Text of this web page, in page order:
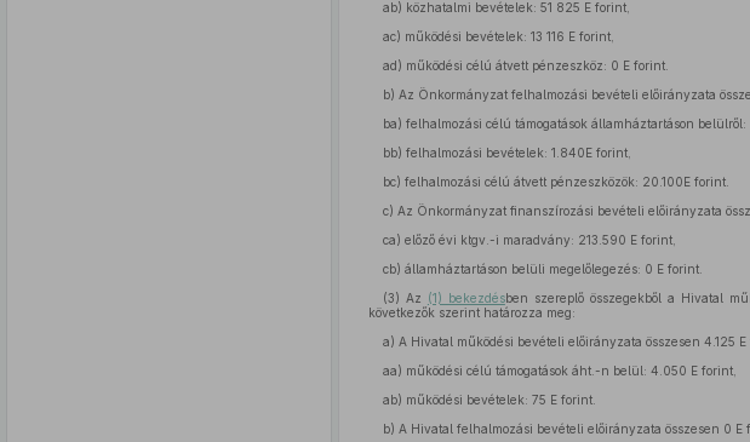
ab) közhatalmi bevételek: 51 825 E forint,
ac) működési bevételek: 13 116 E forint,
ad) működési célú átvett pénzeszköz: 0 E forint.
b) Az Önkormányzat felhalmozási bevételi előirányzata
ba) felhalmozási célú támogatások államháztartáson belülről:
bb) felhalmozási bevételek: 1.840E forint,
bc) felhalmozási célú átvett pénzeszközök: 20.100E forint.
c) Az Önkormányzat finanszírozási bevételi előirányzata
ca) előző évi ktgv.-i maradvány: 213.590 E forint,
cb) államháztartáson belüli megelőlegezés: 0 E forint.
(3) Az (1) bekezdésben szereplő összegekből a Hivatal
következők szerint határozza meg:
a) A Hivatal működési bevételi előirányzata összesen 4.125
aa) működési célú támogatások áht.-n belül: 4.050 E forint,
ab) működési bevételek: 75 E forint.
b) A Hivatal felhalmozási bevételi előirányzata összesen 0 E